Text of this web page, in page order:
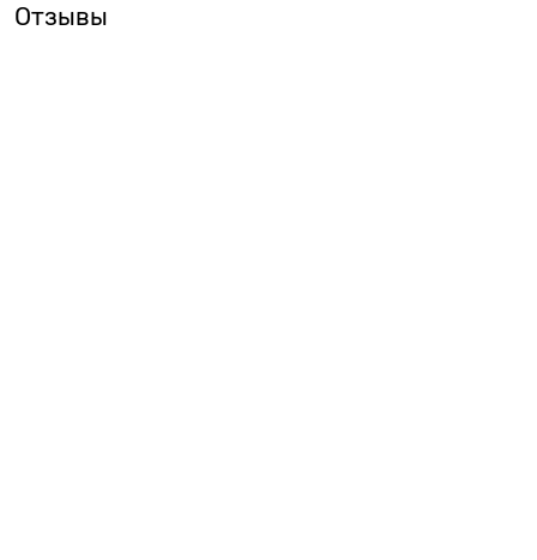
Отзывы